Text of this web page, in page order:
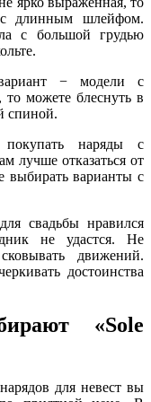
с длинным шлейфом.
с большой грудью
− модели с
то можете блеснуть в
спиной.
наряды с
лучше отказаться от
выбирать варианты с
свадьбы нравился
не удастся. Не
движений.
достоинства
«Sole
для невест вы